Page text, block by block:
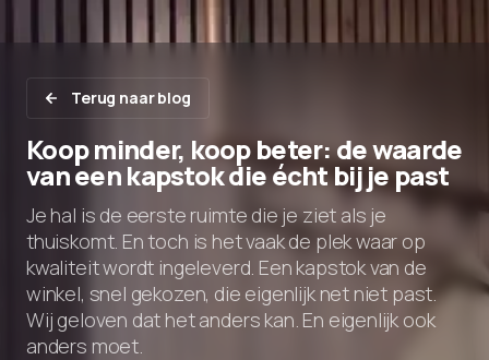
Terug naar blog
Koop minder, koop beter: de waarde
van een kapstok die écht bij je past
Je hal is de eerste ruimte die je ziet als je
thuiskomt. En toch is het vaak de plek waar op
kwaliteit wordt ingeleverd. Een kapstok van de
winkel, snel gekozen, die eigenlijk net niet past.
Wij geloven dat het anders kan. En eigenlijk ook
anders moet.